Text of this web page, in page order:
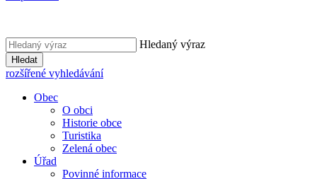
Hledaný výraz
Hledat
rozšířené vyhledávání
Obec
O obci
Historie obce
Turistika
Zelená obec
Úřad
Povinné informace